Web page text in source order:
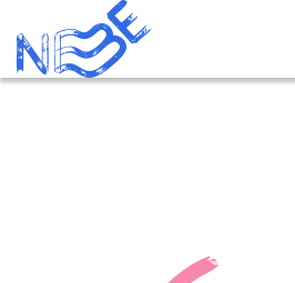
Doorgaan naar inhoud